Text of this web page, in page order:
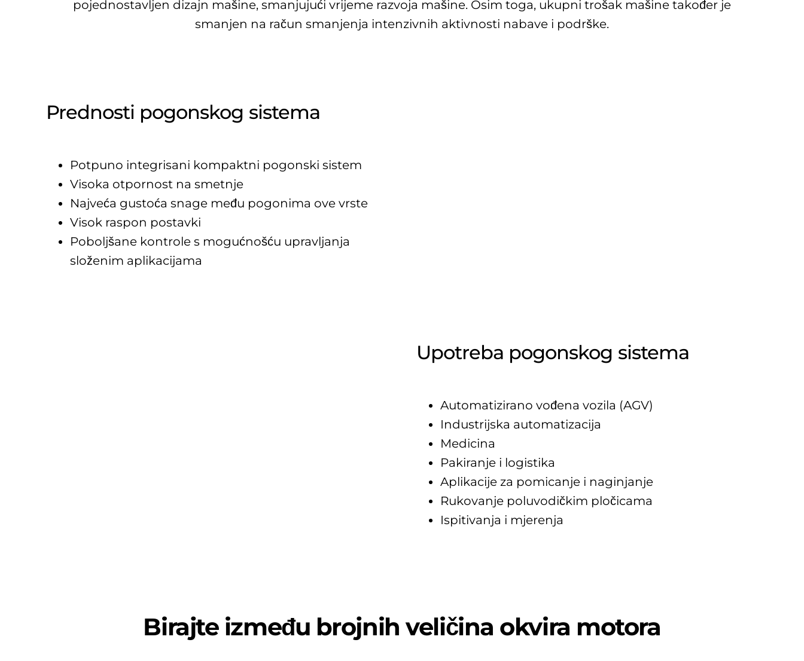
pojednostavljen dizajn mašine, smanjujući vrijeme razvoja mašine. Osim toga, ukupni trošak mašine također je
smanjen na račun smanjenja intenzivnih aktivnosti nabave i podrške.
Prednosti pogonskog sistema
Potpuno integrisani kompaktni pogonski sistem
Visoka otpornost na smetnje
Najveća gustoća snage među pogonima ove vrste
Visok raspon postavki
Poboljšane kontrole s mogućnošću upravljanja
složenim aplikacijama
Upotreba pogonskog sistema
Automatizirano vođena vozila (AGV)
Industrijska automatizacija
Medicina
Pakiranje i logistika
Aplikacije za pomicanje i naginjanje
Rukovanje poluvodičkim pločicama
Ispitivanja i mjerenja
Birajte između brojnih veličina okvira motora